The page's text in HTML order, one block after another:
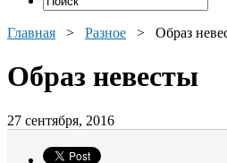
Главная > Разное > Образ
Образ невесты
27 сентября, 2016